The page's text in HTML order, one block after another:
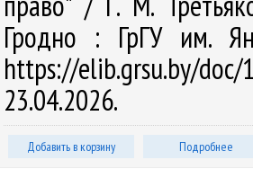
Гродно : ГрГУ им.
https://elib.grsu.by/
23.04.2026.
Добавить в корзину Подробнее